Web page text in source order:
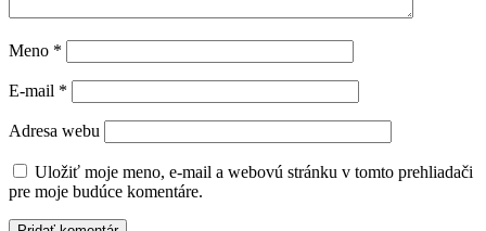
Meno *
E-mail *
Adresa webu
Uložiť moje meno, e-mail a webovú stránku v tomto prehliadači
pre moje budúce komentáre.